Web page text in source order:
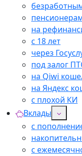
на
с 18 лет
через
под залог
на Qiwi
на Яндекс
с плохой КИ
Вклады
с
с